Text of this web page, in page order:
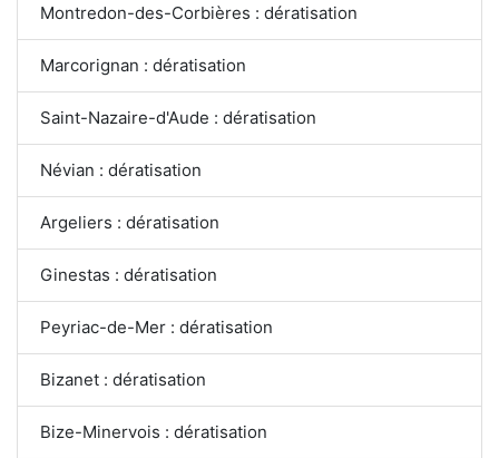
Montredon-des-Corbières : dératisation
Marcorignan : dératisation
Saint-Nazaire-d'Aude : dératisation
Névian : dératisation
Argeliers : dératisation
Ginestas : dératisation
Peyriac-de-Mer : dératisation
Bizanet : dératisation
Bize-Minervois : dératisation